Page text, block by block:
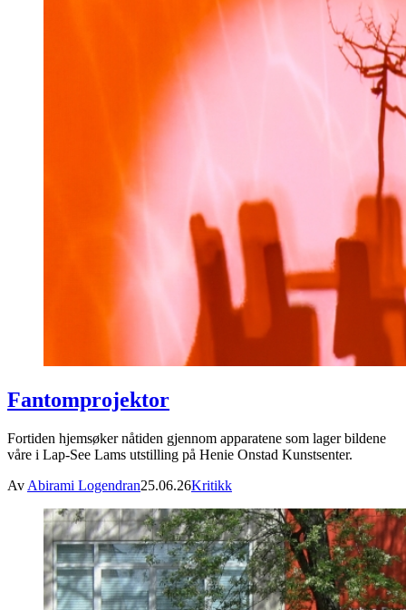
Fantomprojektor
Fortiden hjemsøker nåtiden gjennom apparatene som lager bildene
våre i Lap-See Lams utstilling på Henie Onstad Kunstsenter.
Av Abirami Logendran25.06.26Kritikk